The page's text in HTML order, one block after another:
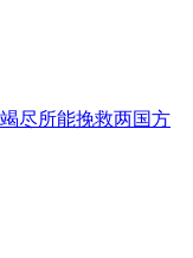
尽所能挽救两国方